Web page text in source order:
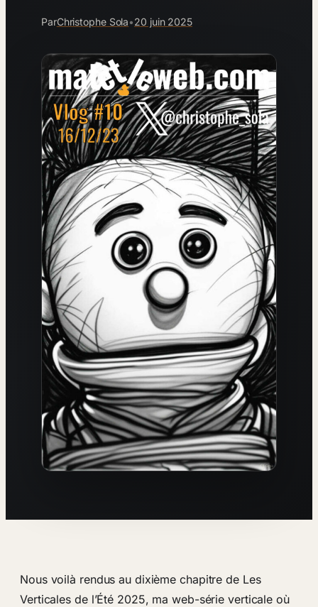
ParChristophe Sola•20 juin 2025
Nous voilà rendus au dixième chapitre de Les
Verticales de l’Été 2025, ma web-série verticale où